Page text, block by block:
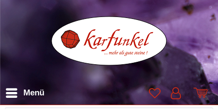
Menü